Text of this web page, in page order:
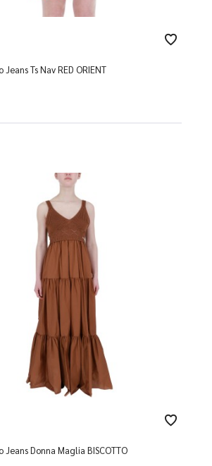
Ts Nav RED ORIENT
Jeans Donna Maglia BISCOTTO